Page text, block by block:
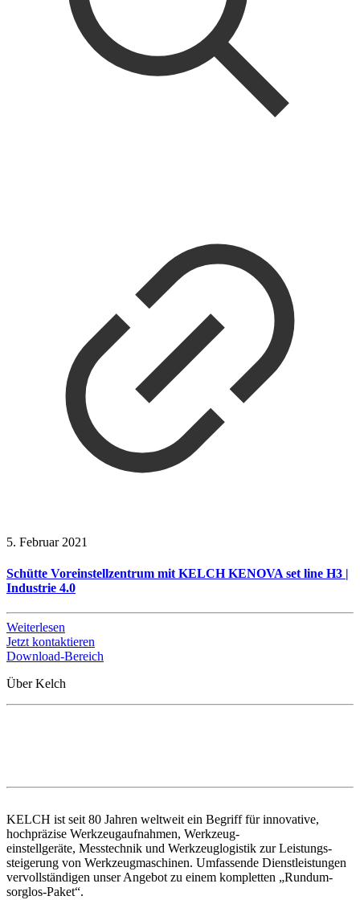
5. Februar 2021
Schütte Voreinstellzentrum mit KELCH KENOVA set line H3 |
Industrie 4.0
Weiterlesen
Jetzt kontaktieren
Download-Bereich
Über Kelch
KELCH ist seit 80 Jahren weltweit ein Begriff für innovative,
hochpräzise Werkzeugaufnahmen, Werkzeug-
einstellgeräte, Messtechnik und Werkzeuglogistik zur Leistungs-
steigerung von Werkzeugmaschinen. Umfassende Dienstleistungen
vervollständigen unser Angebot zu einem kompletten „Rundum-
sorglos-Paket“.